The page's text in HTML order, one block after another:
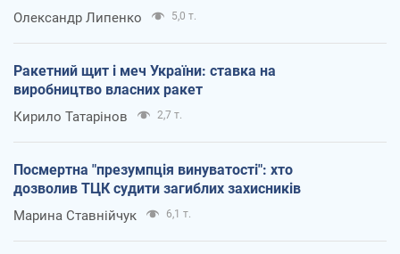
Олександр Липенко 5,0 т.
Ракетний щит і меч України: ставка на
виробництво власних ракет
Кирило Татарінов 2,7 т.
Посмертна "презумпція винуватості": хто
дозволив ТЦК судити загиблих захисників
Марина Ставнійчук 6,1 т.